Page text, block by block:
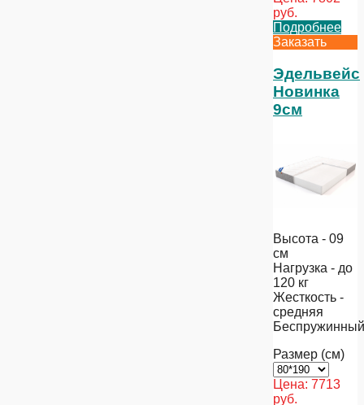
руб.
Подробнее
Заказать
Эдельвейс
Новинка
9см
Высота - 09
см
Нагрузка - до
120 кг
Жесткость -
средняя
Беспружинный
Размер (см)
Цена: 7713
руб.